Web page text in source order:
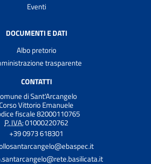
Eventi
DOCUMENTI E DATI
Albo pretorio
trasparente
CONTATTI
di Sant'Arcangelo
Vittorio Emanuele
fiscale 82000110765
P. IVA:01000220762
+39 0973 618301